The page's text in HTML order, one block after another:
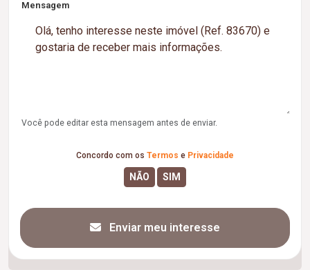
Mensagem
Você pode editar esta mensagem antes de enviar.
Concordo com os Termos e Privacidade
Enviar meu interesse